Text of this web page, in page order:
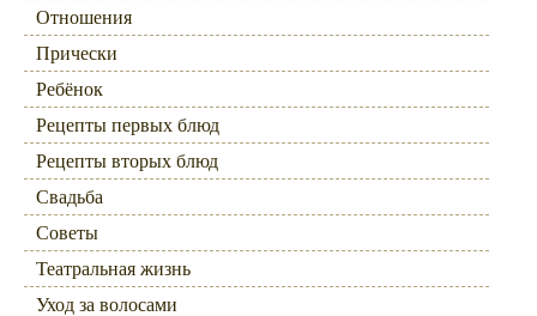
Отношения
Прически
Ребёнок
Рецепты первых блюд
Рецепты вторых блюд
Свадьба
Советы
Театральная жизнь
Уход за волосами